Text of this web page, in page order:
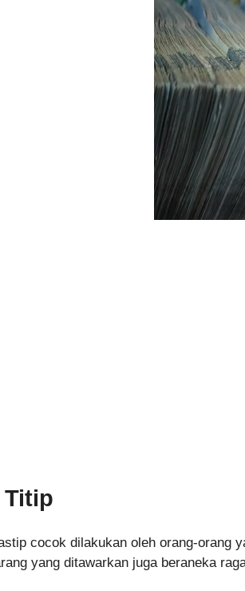
Titip
cocok dilakukan oleh orang-orang
yang ditawarkan juga beraneka